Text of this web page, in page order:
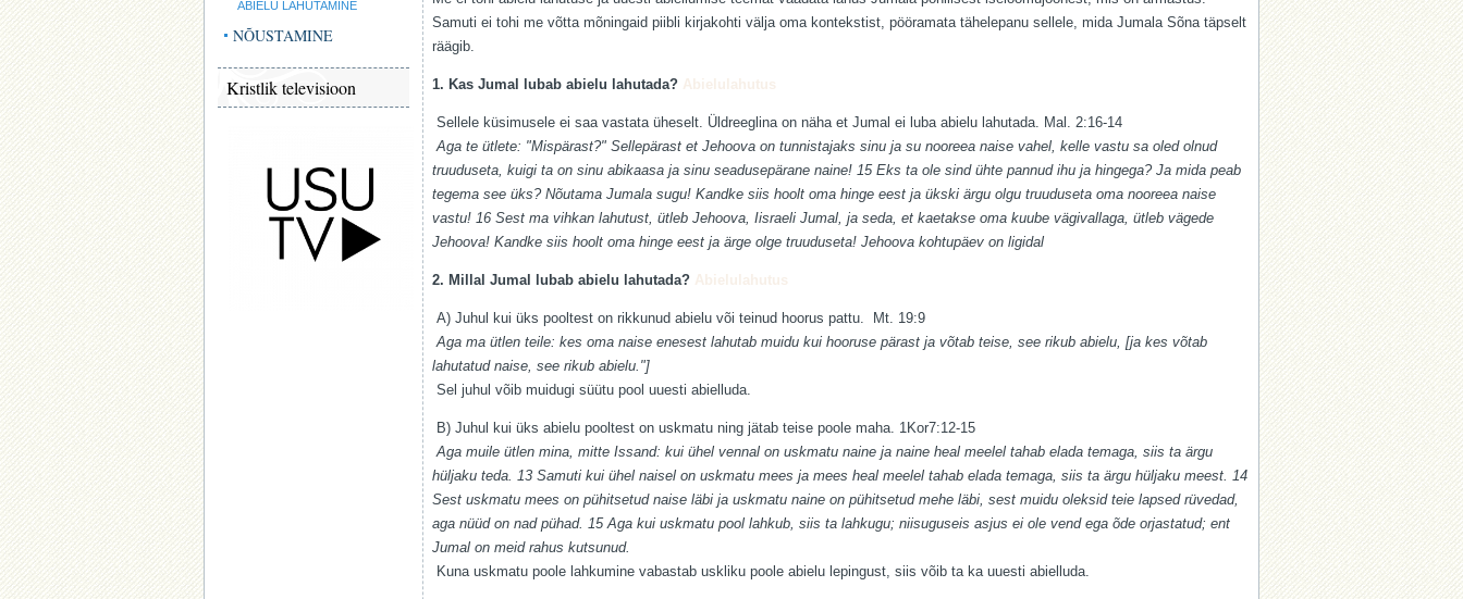
ABIELU LAHUTAMINE
NÕUSTAMINE
Kristlik televisioon
Samuti ei tohi me võtta mõningaid piibli kirjakohti välja oma kontekstist, pööramata tähelepanu sellele, mida Jumala Sõna täpselt
räägib.
1. Kas Jumal lubab abielu lahutada? Abielulahutus
Sellele küsimusele ei saa vastata üheselt. Üldreeglina on näha et Jumal ei luba abielu lahutada. Mal. 2:16-14
Aga te ütlete: "Mispärast?" Sellepärast et Jehoova on tunnistajaks sinu ja su nooreea naise vahel, kelle vastu sa oled olnud
truuduseta, kuigi ta on sinu abikaasa ja sinu seadusepärane naine! 15 Eks ta ole sind ühte pannud ihu ja hingega? Ja mida peab
tegema see üks? Nõutama Jumala sugu! Kandke siis hoolt oma hinge eest ja ükski ärgu olgu truuduseta oma nooreea naise
vastu! 16 Sest ma vihkan lahutust, ütleb Jehoova, Iisraeli Jumal, ja seda, et kaetakse oma kuube vägivallaga, ütleb vägede
Jehoova! Kandke siis hoolt oma hinge eest ja ärge olge truuduseta! Jehoova kohtupäev on ligidal
2. Millal Jumal lubab abielu lahutada? Abielulahutus
A) Juhul kui üks pooltest on rikkunud abielu või teinud hoorus pattu. Mt. 19:9
Aga ma ütlen teile: kes oma naise enesest lahutab muidu kui hooruse pärast ja võtab teise, see rikub abielu, [ja kes võtab
lahutatud naise, see rikub abielu."]
Sel juhul võib muidugi süütu pool uuesti abielluda.
B) Juhul kui üks abielu pooltest on uskmatu ning jätab teise poole maha. 1Kor7:12-15
Aga muile ütlen mina, mitte Issand: kui ühel vennal on uskmatu naine ja naine heal meelel tahab elada temaga, siis ta ärgu
hüljaku teda. 13 Samuti kui ühel naisel on uskmatu mees ja mees heal meelel tahab elada temaga, siis ta ärgu hüljaku meest. 14
Sest uskmatu mees on pühitsetud naise läbi ja uskmatu naine on pühitsetud mehe läbi, sest muidu oleksid teie lapsed rüvedad,
aga nüüd on nad pühad. 15 Aga kui uskmatu pool lahkub, siis ta lahkugu; niisuguseis asjus ei ole vend ega õde orjastatud; ent
Jumal on meid rahus kutsunud.
Kuna uskmatu poole lahkumine vabastab uskliku poole abielu lepingust, siis võib ta ka uuesti abielluda.